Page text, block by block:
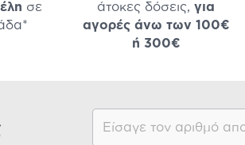
σε
άτοκες δόσεις, για
αγορές άνω των 100€
ή 300€